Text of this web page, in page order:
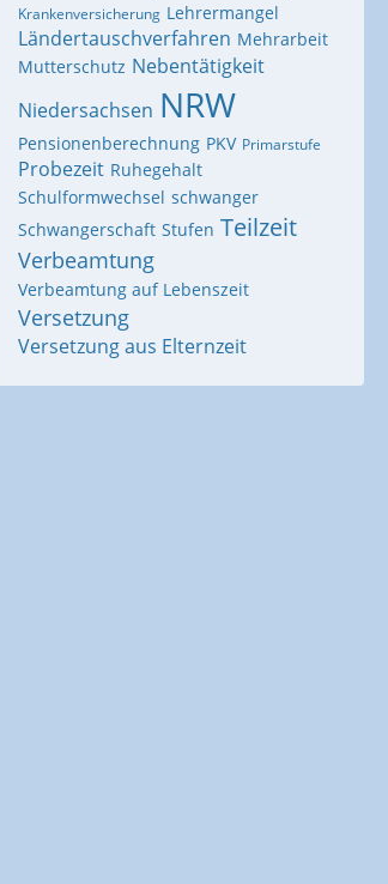
Krankenversicherung Lehrermangel
Ländertauschverfahren Mehrarbeit
Mutterschutz Nebentätigkeit
Niedersachsen NRW
Pensionenberechnung PKV Primarstufe
Probezeit Ruhegehalt
Schulformwechsel schwanger
Schwangerschaft Stufen Teilzeit
Verbeamtung
Verbeamtung auf Lebenszeit
Versetzung
Versetzung aus Elternzeit